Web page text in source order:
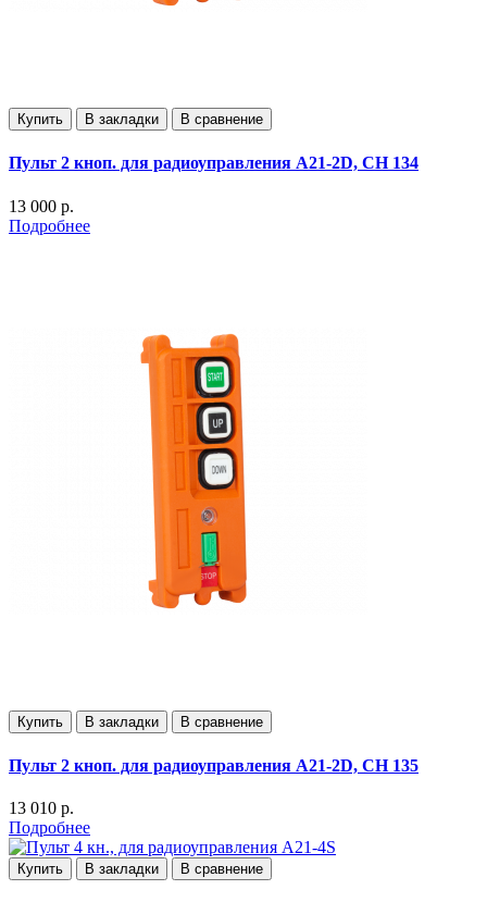
Купить В закладки В сравнение
Пульт 2 кноп. для радиоуправления А21-2D, СН 134
13 000 р.
Подробнее
Купить В закладки В сравнение
Пульт 2 кноп. для радиоуправления А21-2D, СН 135
13 010 р.
Подробнее
Купить В закладки В сравнение